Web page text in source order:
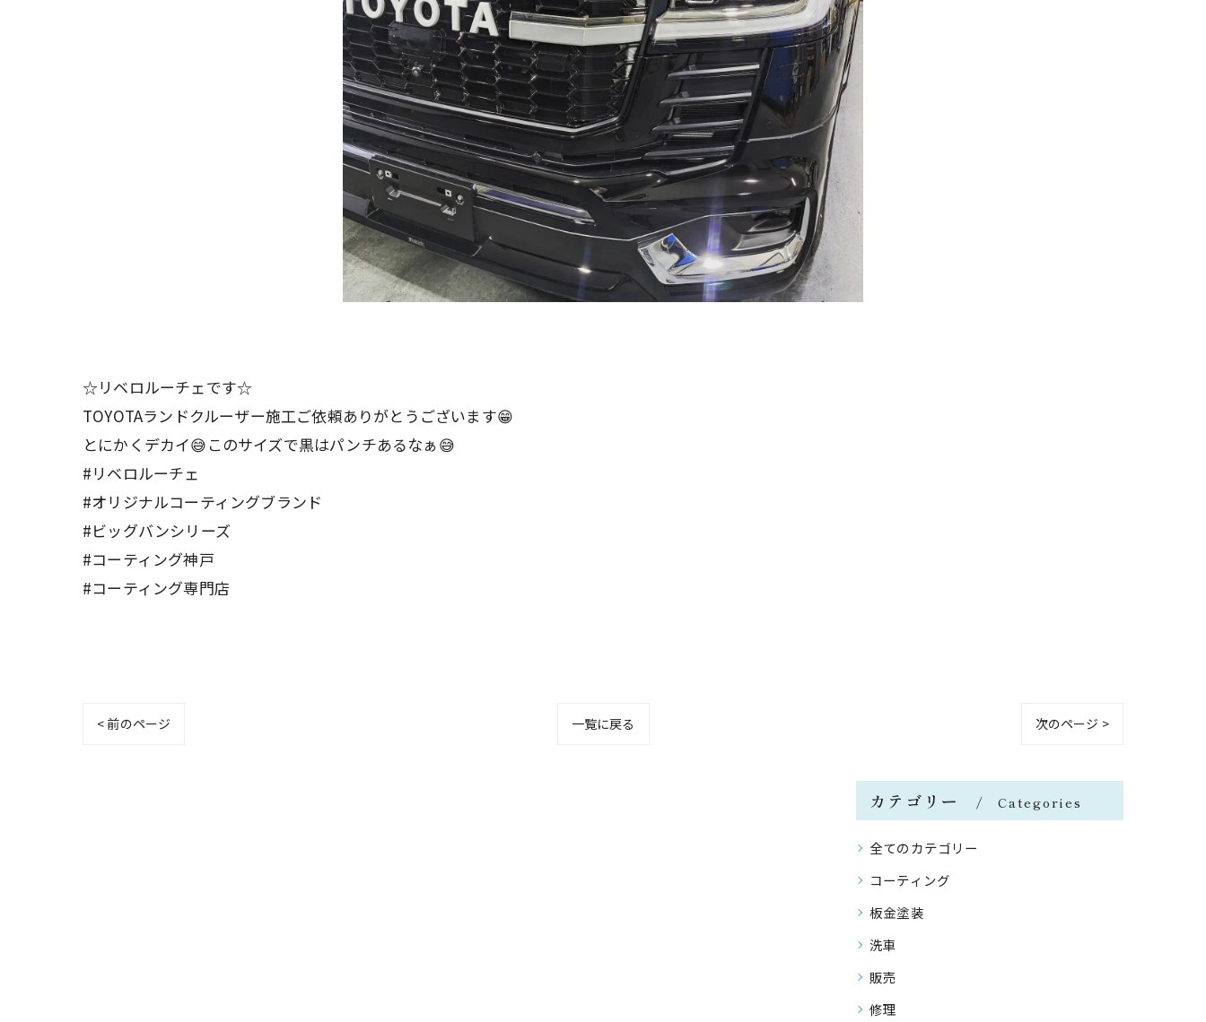
☆リベロルーチェです☆
TOYOTAランドクルーザー施工ご依頼ありがとうございます😁
とにかくデカイ😅このサイズで黒はパンチあるなぁ😅
#リベロルーチェ
#オリジナルコーティングブランド
#ビッグバンシリーズ
#コーティング神戸
#コーティング専門店
< 前のページ 一覧に戻る 次のページ >
カテゴリー Categories
全てのカテゴリー
コーティング
板金塗装
洗車
販売
修理